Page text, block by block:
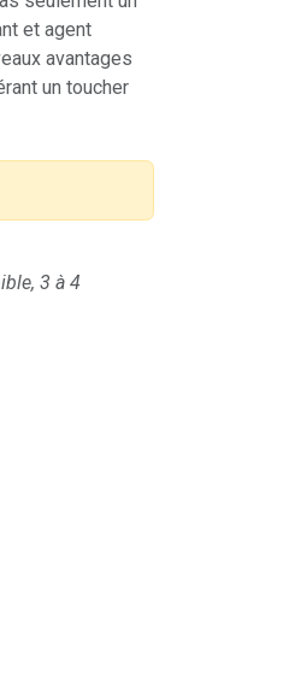
et agent
avantages
un toucher
3 à 4